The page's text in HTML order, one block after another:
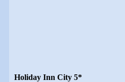
Holiday Inn City 5*